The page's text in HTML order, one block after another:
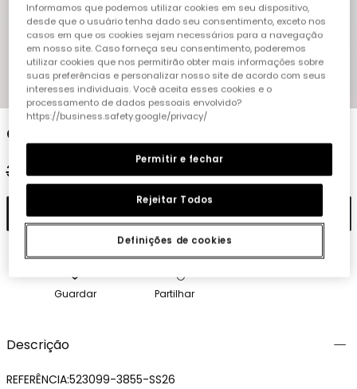
1 2 3 4 5 6 7 8
Conjunto criança algodão laranja
32,95 € 15,95 € 14,75 €
Adicionar
Guardar Partilhar
Descrição
REFERÊNCIA:523099-3855-SS26
Informamos que podemos utilizar cookies em seu dispositivo,
desde que o usuário tenha dado seu consentimento, exceto nos
casos em que os cookies sejam necessários para a navegação
em nosso site. Caso forneça seu consentimento, poderemos
utilizar cookies que nos permitirão obter mais informações sobre
suas preferências e personalizar nosso site de acordo com seus
interesses individuais. Você aceita esses cookies e o
processamento de dados pessoais envolvido?
https://business.safety.google/privacy/
Definições de cookies
Rejeitar Todos
Permitir e fechar